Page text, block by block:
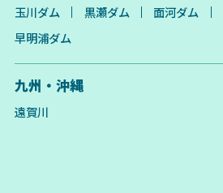
玉川ダム
黒瀬ダム 面河ダム
早明浦ダム
九州・沖縄
遠賀川